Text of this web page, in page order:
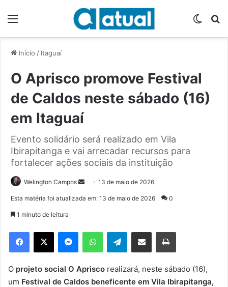
Início / Itaguaí
O Aprisco promove Festival
de Caldos neste sábado (16)
em Itaguaí
Evento solidário será realizado em Vila
Ibirapitanga e vai arrecadar recursos para
fortalecer ações sociais da instituição
Welington Campos
e
m
e
-
13 de maio de 2026
Esta matéria foi atualizada em: 13 de maio de 2026 0
1 minuto de leitura
Telegram
O projeto social O Aprisco realizará, neste sábado (16),
um Festival de Caldos beneficente em Vila Ibirapitanga,